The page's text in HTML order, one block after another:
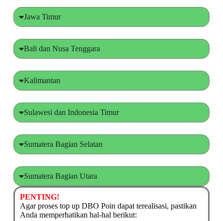
Jawa Timur
Bali dan Nusa Tenggara
Kalimantan
Sulawesi dan Indonesia Timur
Sumatera Bagian Selatan
Sumatera Bagian Utara
PENTING!
Agar proses top up DBO Poin dapat terealisasi, pastikan
Anda memperhatikan hal-hal berikut: